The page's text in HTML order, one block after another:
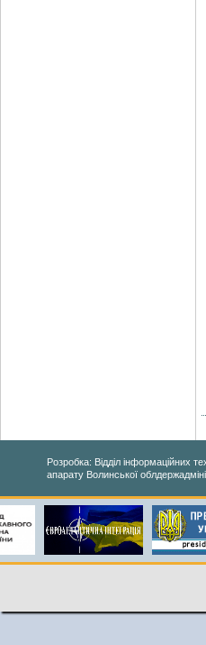
Розробка: Відділ інформаційних
апарату Волинської